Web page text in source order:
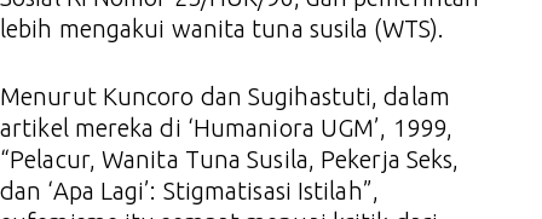
lebih mengakui wanita tuna susila (WTS).
Menurut Kuncoro dan Sugihastuti, dalam
artikel mereka di ‘Humaniora UGM’, 1999,
“Pelacur, Wanita Tuna Susila, Pekerja Seks,
dan ‘Apa Lagi’: Stigmatisasi Istilah”,